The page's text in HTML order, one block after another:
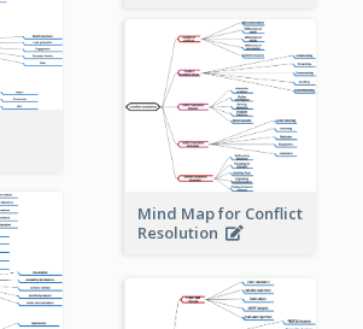
Mind Map for Conflict
Resolution